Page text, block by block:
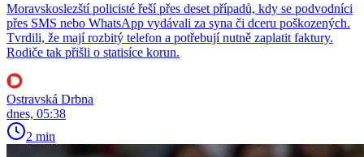
Moravskoslezští policisté řeší přes deset případů, kdy se podvodníci
přes SMS nebo WhatsApp vydávali za syna či dceru poškozených.
Tvrdili, že mají rozbitý telefon a potřebují nutně zaplatit faktury.
Rodiče tak přišli o statisíce korun.
Ostravská Drbna
dnes, 05:38
2 min